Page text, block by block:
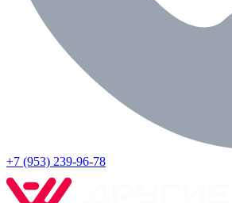
+7 (953) 239-96-78